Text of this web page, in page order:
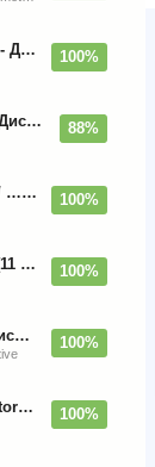
Systems In Blue - Дискография (2020-2026) 100%
Калинов Мост - Дискография (1986-2026) 88%
Thomas Anders / … Sings Modern Talking: The Best hi-res 100%
Kingdom Come [11 Albums] 1988-2009 100%
Evanescence - Дискография (1998-2026) 100%
ZZ Top - Eliminator 1983 100%